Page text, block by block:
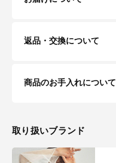
返品・交換について
商品のお手入れについて
取り扱いブランド